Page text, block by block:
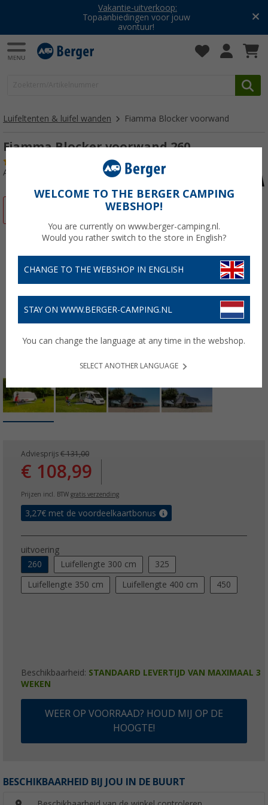
Vakantie-uitverkoop:
Topaanbiedingen voor jouw
avontuur!
Luifeltenten & luifel wanden Fiamma Blocker voorwand
Fiamma Blocker voorwand 260
Artikelnr: 288400
Adviesprijs € 131,00
€ 108,99
Prijzen incl. BTW gratis verzending
3,27€ met de voordeelkaartbonus
uitvoering
260
Luifellengte 300 cm 325
Luifellengte 350 cm Luifellengte 400 cm 450
Beschikbaarheid: STANDAARD LEVERTIJD VAN MAXIMAAL 3
WEKEN
WEER OP VOORRAAD? HOUD MIJ OP DE
HOOGTE!
BESCHIKBAARHEID BIJ JOU IN DE BUURT
WELCOME TO THE BERGER CAMPING
WEBSHOP!
You are currently on www.berger-camping.nl.
Would you rather switch to the store in English?
CHANGE TO THE WEBSHOP IN ENGLISH
STAY ON WWW.BERGER-CAMPING.NL
You can change the language at any time in the webshop.
SELECT ANOTHER LANGUAGE